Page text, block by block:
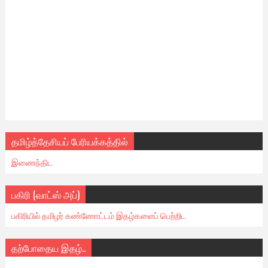
தமிழ்த்தேசியப் பேரியக்கத்தில்
இணைந்திட
பகிரி (வாட்ஸ் அப்)
பகிரியில் தமிழர் கண்ணோட்டம் இதழ்களைப் பெற்றிட
தற்போதைய இதழ்..